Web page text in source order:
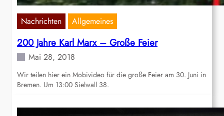
Nachrichten Allgemeines
200 Jahre Karl Marx – Große Feier
Mai 28, 2018
Wir teilen hier ein Mobivideo für die große Feier am 30. Juni in
Bremen. Um 13:00 Sielwall 38.